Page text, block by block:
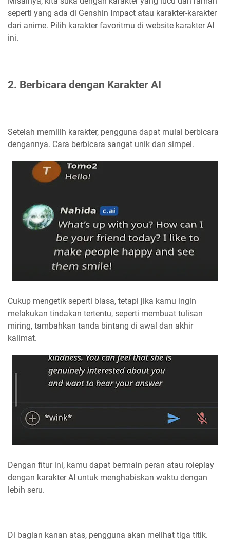
seperti yang ada di Genshin Impact atau karakter-karakter
dari anime. Pilih karakter favoritmu di website karakter AI
ini.
2. Berbicara dengan Karakter AI
Setelah memilih karakter, pengguna dapat mulai berbicara
dengannya. Cara berbicara sangat unik dan simpel.
Cukup mengetik seperti biasa, tetapi jika kamu ingin
melakukan tindakan tertentu, seperti membuat tulisan
miring, tambahkan tanda bintang di awal dan akhir
kalimat.
Dengan fitur ini, kamu dapat bermain peran atau roleplay
dengan karakter AI untuk menghabiskan waktu dengan
lebih seru.
Di bagian kanan atas, pengguna akan melihat tiga titik.